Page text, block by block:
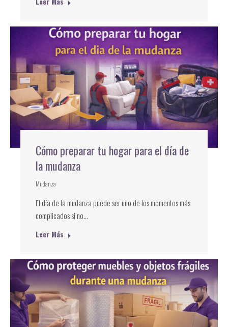
Cómo preparar tu hogar para el día de
la mudanza
Mudanza
El día de la mudanza puede ser uno de los momentos más
complicados si no…
Leer Más